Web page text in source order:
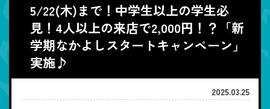
5/22(木)まで！中学生以上の学生必
見！4人以上の来店で2,000円！？「新
学期なかよしスタートキャンペーン」
実施♪
2025.03.25